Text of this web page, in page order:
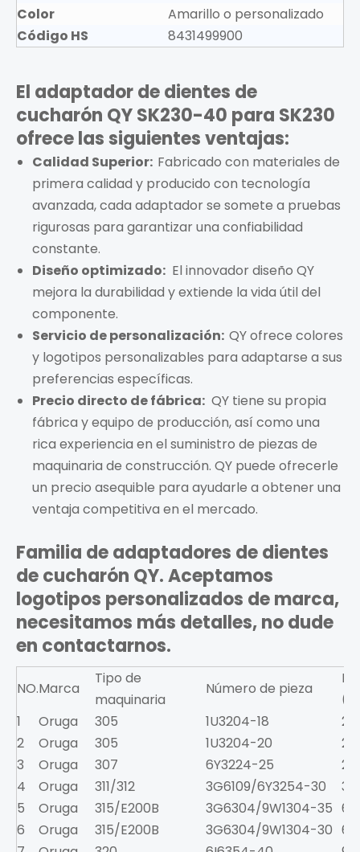
Color
Amarillo o personalizado
Código HS
8431499900
El adaptador de dientes de
cucharón QY SK230-40 para SK230
ofrece las siguientes ventajas:
Calidad Superior: Fabricado con materiales de
primera calidad y producido con tecnología
avanzada, cada adaptador se somete a pruebas
rigurosas para garantizar una confiabilidad
constante.
Diseño optimizado: El innovador diseño QY
mejora la durabilidad y extiende la vida útil del
componente.
Servicio de personalización: QY ofrece colores
y logotipos personalizables para adaptarse a sus
preferencias específicas.
Precio directo de fábrica: QY tiene su propia
fábrica y equipo de producción, así como una
rica experiencia en el suministro de piezas de
maquinaria de construcción. QY puede ofrecerle
un precio asequible para ayudarle a obtener una
ventaja competitiva en el mercado.
Familia de adaptadores de dientes
de cucharón QY. Aceptamos
logotipos personalizados de marca,
necesitamos más detalles, no dude
en contactarnos.
NO.Marca
Tipo de
maquinaria
Número de pieza
1
Oruga 305 1U3204-18
2
2
Oruga 305 1U3204-20
2
3
Oruga 307 6Y3224-25
2.7
4
Oruga 311/312 3G6109/6Y3254-30
3.8
5
Oruga 315/E200B 3G6304/9W1304-35 6.8
6
Oruga 315/E200B 3G6304/9W1304-30 6.8